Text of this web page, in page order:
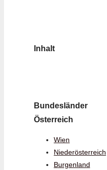
Inhalt
Bundesländer
Österreich
Wien
Niederösterreich
Burgenland